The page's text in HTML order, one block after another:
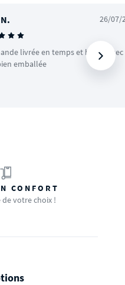
26/07/
livrée en temps et heure avec
emballée
CONFORT
de votre choix !